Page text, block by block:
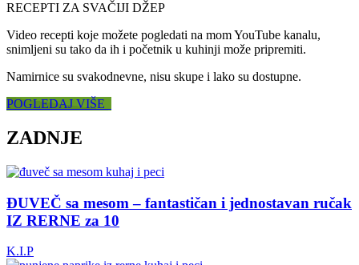
RECEPTI ZA SVAČIJI DŽEP
Video recepti koje možete pogledati na mom YouTube kanalu,
snimljeni su tako da ih i početnik u kuhinji može pripremiti.
Namirnice su svakodnevne, nisu skupe i lako su dostupne.
POGLEDAJ VIŠE
ZADNJE
ĐUVEČ sa mesom – fantastičan i jednostavan ručak
IZ RERNE za 10
K.I.P